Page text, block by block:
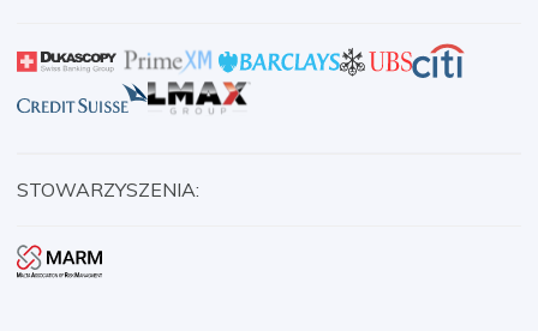
STOWARZYSZENIA: